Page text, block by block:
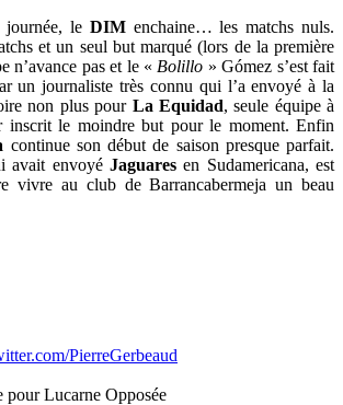
le DIMenchaine… les matchs nuls.
et un seul but marqué (lors de la première
n’avance pas et le « Bolillo » Gómez s’est fait
un journaliste très connu qui l’a envoyé à la
non plus pour La Equidad, seule équipe à
inscrit le moindre but pour le moment. Enfin
continue son début de saison presque parfait.
avait envoyé Jaguaresen Sudamericana, est
vivre au club de Barrancabermeja un beau
pour Lucarne Opposée